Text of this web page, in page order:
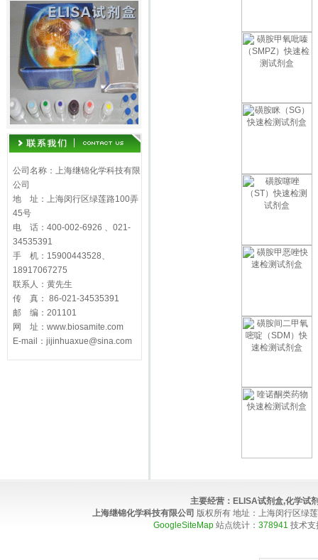
公司名称：上海继锦化学科技有限
公司
地 址：上海闵行区绿莲路100弄
45号
电 话：400-002-6926 、021-
34535391
手 机：15900443528、
18917067275
联系人：黄先生
传 真： 86-021-34535391
邮 编：201101
网 址：www.biosamite.com
E-mail：jijinhuaxue@sina.com
主要经营： ELISA试剂盒,化学试
上海继锦化学科技有限公司 版权所有 地址：上海闵行区绿
GoogleSiteMap 站点统计： 378941 技术支